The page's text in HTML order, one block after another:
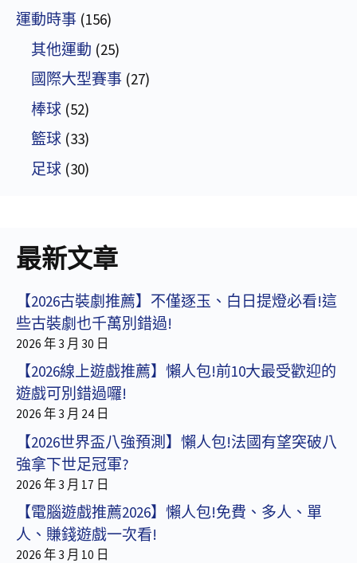
運動時事 (156)
其他運動 (25)
國際大型賽事 (27)
棒球 (52)
籃球 (33)
足球 (30)
最新文章
【2026古裝劇推薦】不僅逐玉、白日提燈必看!這
些古裝劇也千萬別錯過!
2026 年 3 月 30 日
【2026線上遊戲推薦】懶人包!前10大最受歡迎的
遊戲可別錯過囉!
2026 年 3 月 24 日
【2026世界盃八強預測】懶人包!法國有望突破八
強拿下世足冠軍?
2026 年 3 月 17 日
【電腦遊戲推薦2026】懶人包!免費、多人、單
人、賺錢遊戲一次看!
2026 年 3 月 10 日